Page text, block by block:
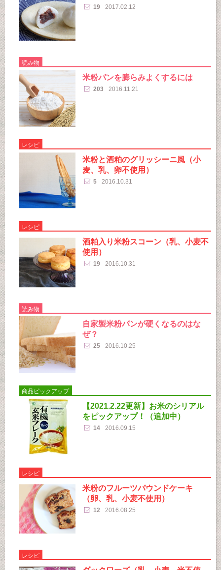
19 2017.02.12
読み物
米粉パンを膨らみよくするには
203 2016.11.21
レシピ
米粉と酒粕のグリッシーニ風（小
麦、乳、卵不使用）
5 2016.10.31
レシピ
酒粕入り米粉スコーン（乳、小麦不
使用）
19 2016.10.31
読み物
自家製米粉パンが硬くなるのはな
ぜ？
25 2016.10.25
商品ピックアップ
【2021.2.22更新】お米のシリアル
をピックアップ！（追加中）
14 2016.09.15
レシピ
米粉のフルーツパウンドケーキ
（卵、乳、小麦不使用）
12 2016.08.25
レシピ